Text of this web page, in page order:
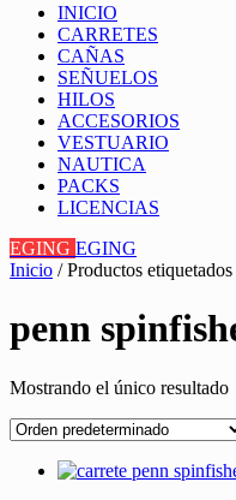
INICIO
CARRETES
CAÑAS
SEÑUELOS
HILOS
ACCESORIOS
VESTUARIO
NAUTICA
PACKS
LICENCIAS
EGING EGING
Inicio / Productos
penn
Mostrando el único resultado